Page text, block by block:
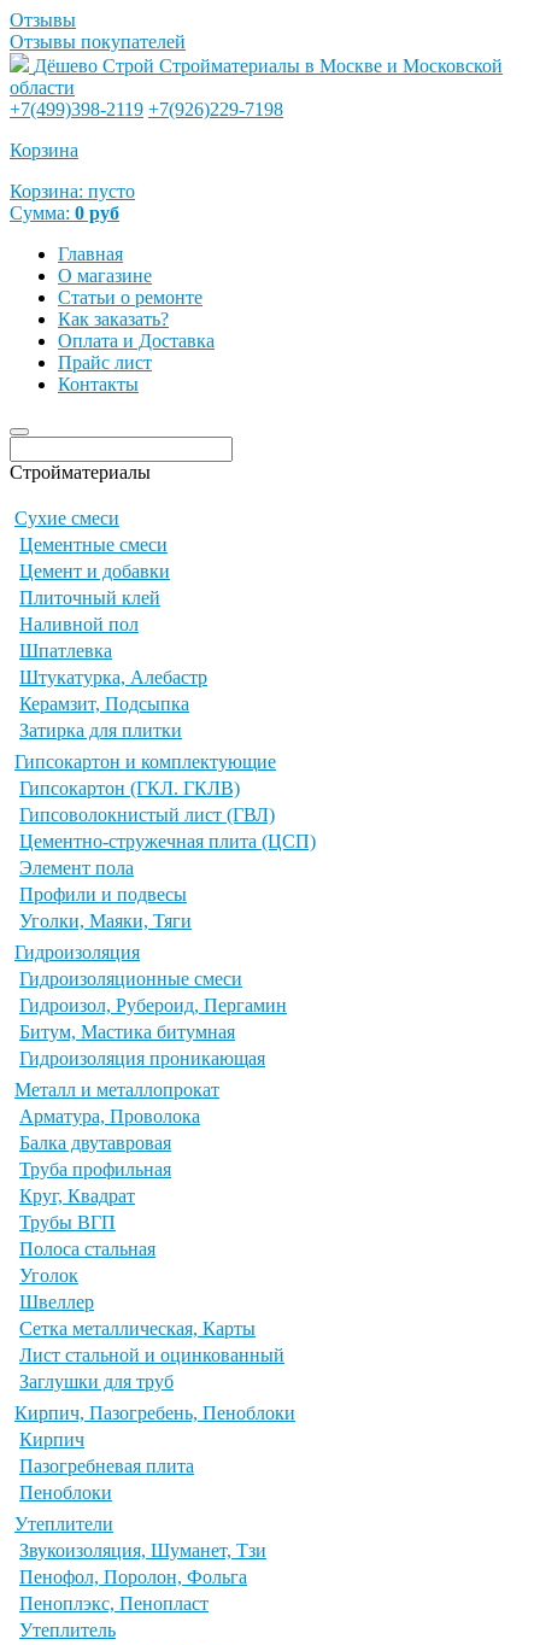
Отзывы
Отзывы покупателей
Дёшево Строй Стройматериалы в Москве и Московской
области
+7(499)398-2119 +7(926)229-7198
Корзина
Корзина: пусто
Сумма: 0 руб
Главная
О магазине
Статьи о ремонте
Как заказать?
Оплата и Доставка
Прайс лист
Контакты
Стройматериалы
Сухие смеси
Цементные смеси
Цемент и добавки
Плиточный клей
Наливной пол
Шпатлевка
Штукатурка, Алебастр
Керамзит, Подсыпка
Затирка для плитки
Гипсокартон и комплектующие
Гипсокартон (ГКЛ. ГКЛВ)
Гипсоволокнистый лист (ГВЛ)
Цементно-стружечная плита (ЦСП)
Элемент пола
Профили и подвесы
Уголки, Маяки, Тяги
Гидроизоляция
Гидроизоляционные смеси
Гидроизол, Рубероид, Пергамин
Битум, Мастика битумная
Гидроизоляция проникающая
Металл и металлопрокат
Арматура, Проволока
Балка двутавровая
Труба профильная
Круг, Квадрат
Трубы ВГП
Полоса стальная
Уголок
Швеллер
Сетка металлическая, Карты
Лист стальной и оцинкованный
Заглушки для труб
Кирпич, Пазогребень, Пеноблоки
Кирпич
Пазогребневая плита
Пеноблоки
Утеплители
Звукоизоляция, Шуманет, Тзи
Пенофол, Поролон, Фольга
Пеноплэкс, Пенопласт
Утеплитель